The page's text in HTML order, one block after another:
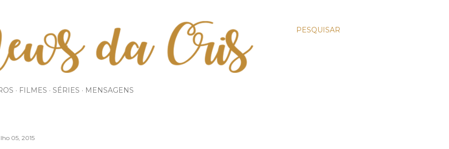
PESQUISAR
FILMES SÉRIES MENSAGENS
05, 2015